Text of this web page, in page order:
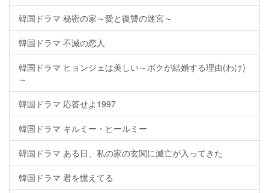
韓国ドラマ 秘密の家～愛と復讐の迷宮～
韓国ドラマ 不滅の恋人
韓国ドラマ ヒョンジェは美しい～ボクが結婚する理由(わけ)
～
韓国ドラマ 応答せよ1997
韓国ドラマ キルミー・ヒールミー
韓国ドラマ ある日、私の家の玄関に滅亡が入ってきた
韓国ドラマ 君を憶えてる